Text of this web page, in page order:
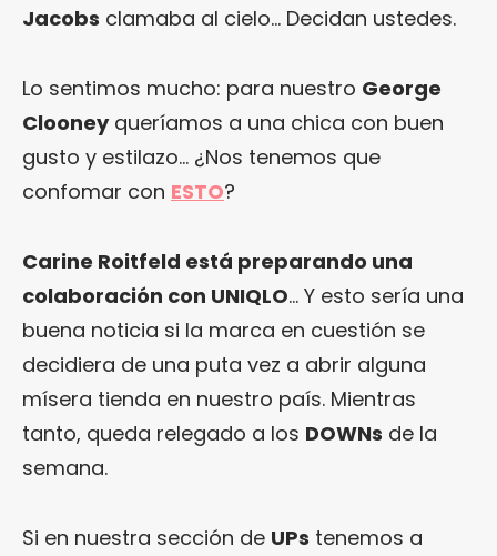
Jacobs clamaba al cielo… Decidan ustedes.
Lo sentimos mucho: para nuestro George
Clooneyqueríamos a una chica con buen
gusto y estilazo… ¿Nos tenemos que
confomar con ESTO?
Carine Roitfeld está preparando una
colaboración con UNIQLO… Y esto sería una
buena noticia si la marca en cuestión se
decidiera de una puta vez a abrir alguna
mísera tienda en nuestro país. Mientras
tanto, queda relegado a los DOWNs de la
semana.
Si en nuestra sección de UPs tenemos a